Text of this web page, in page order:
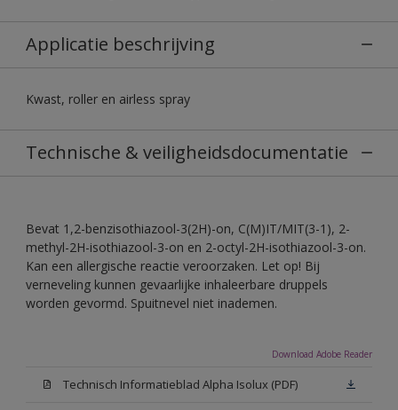
Applicatie beschrijving
Kwast, roller en airless spray
Technische & veiligheidsdocumentatie
Bevat 1,2-benzisothiazool-3(2H)-on, C(M)IT/MIT(3-1), 2-
methyl-2H-isothiazool-3-on en 2-octyl-2H-isothiazool-3-on.
Kan een allergische reactie veroorzaken. Let op! Bij
verneveling kunnen gevaarlijke inhaleerbare druppels
worden gevormd. Spuitnevel niet inademen.
Download Adobe Reader
Technisch Informatieblad Alpha Isolux (PDF)